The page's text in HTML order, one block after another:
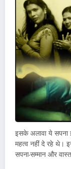
इसके अलावा ये सपना
महत्व नहीं दे रहे थे।
सपना-सम्मान और